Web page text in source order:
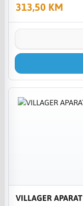
313,50 KM
VILLAGER